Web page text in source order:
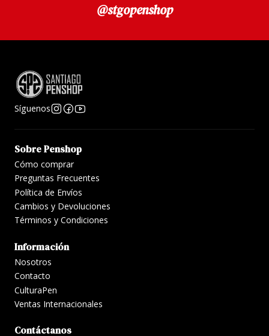
@stgopenshop
Síguenos
Sobre Penshop
Cómo comprar
Preguntas Frecuentes
Política de Envíos
Cambios y Devoluciones
Términos y Condiciones
Información
Nosotros
Contacto
CulturaPen
Ventas Internacionales
Contáctanos